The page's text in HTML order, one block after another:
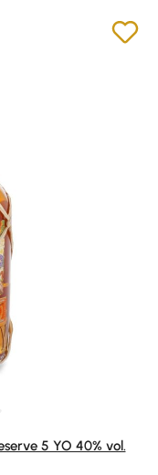
5 Sternen
5 YO 40% vol.